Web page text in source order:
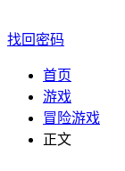
找回密码
首页
游戏
冒险游戏
正文